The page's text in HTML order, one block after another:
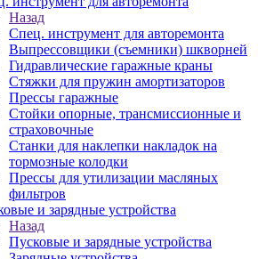
Назад
Спец. инструмент для авторемонта
Выпрессовщики (съемники) шкворней
Гидравлические гаражные краны
Стяжки для пружин амортизаторов
Прессы гаражные
Стойки опорные, трансмиссионные и
страховочные
Станки для наклепки накладок на
тормозные колодки
Прессы для утилизации масляных
фильтров
и зарядные устройства
Назад
Пусковые и зарядные устройства